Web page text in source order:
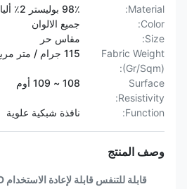
Material:
98٪ بوليستر 2٪ ألياف كربون
Color:
جميع الالوان
Size:
مقاس حر
Fabric Weight
(Gr/Sqm):
115 جرام / متر مربع
Surface
Resistivity:
108 ~ 109 أوم
Function: نافذة شبكية علوية
وصف المنتج